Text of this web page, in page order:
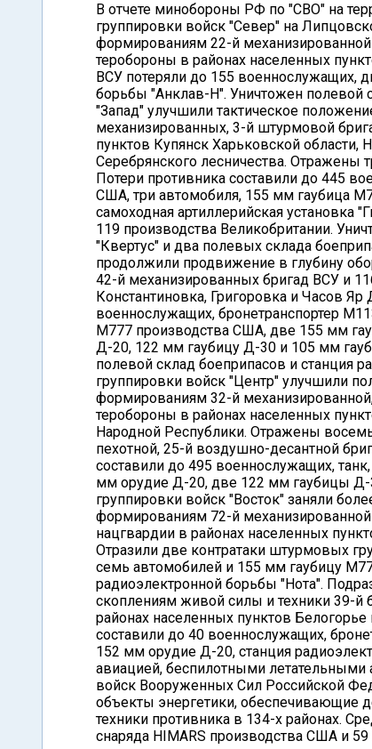
В отчете минобороны РФ по "СВО" на
группировки войск "Север" на
формированиям 22-й
теробороны в районах населенных
ВСУ потеряли до 155 военнослужащих,
борьбы "Анклав-Н". Уничтожен полевой
"Запад" улучшили тактическое
механизированных, 3-й штурмовой
пунктов Купянск Харьковской
Серебрянского лесничества. Отражены
Потери противника составили до 445
США, три автомобиля, 155 мм гаубица
самоходная артиллерийская
119 производства Великобритании.
"Квертус" и два полевых склада
продолжили продвижение в глубину
42-й механизированных бригад ВСУ и
Константиновка, Григоровка и Часов
военнослужащих, бронетранспортер
М777 производства США, две 155 мм
Д-20, 122 мм гаубицу Д-30 и 105 мм
полевой склад боеприпасов и станция
группировки войск "Центр" улучшили
формированиям 32-й
теробороны в районах населенных
Народной Республики. Отражены
пехотной, 25-й воздушно-десантной
составили до 495 военнослужащих,
мм орудие Д-20, две 122 мм гаубицы Д-
группировки войск "Восток" заняли
формированиям 72-й
нацгвардии в районах населенных
Отразили две контратаки штурмовых
семь автомобилей и 155 мм гаубицу
радиоэлектронной борьбы "Нота".
скоплениям живой силы и техники 39-
районах населенных пунктов
составили до 40 военнослужащих,
152 мм орудие Д-20, станция
авиацией, беспилотными летательными
войск Вооруженных Сил Российской
объекты энергетики, обеспечивающие
техники противника в 134-х районах.
снаряда HIMARS производства США и